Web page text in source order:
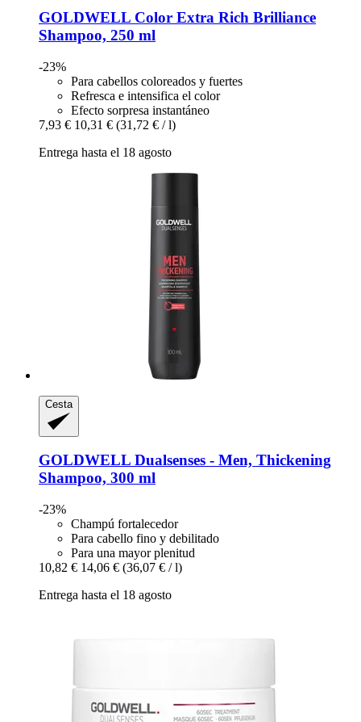
GOLDWELL Color Extra Rich Brilliance
Shampoo, 250 ml
-23%
Para cabellos coloreados y fuertes
Refresca e intensifica el color
Efecto sorpresa instantáneo
7,93 € 10,31 € (31,72 € / l)
Entrega hasta el 18 agosto
Cesta
GOLDWELL Dualsenses -​ Men, Thickening
Shampoo, 300 ml
-23%
Champú fortalecedor
Para cabello fino y debilitado
Para una mayor plenitud
10,82 € 14,06 € (36,07 € / l)
Entrega hasta el 18 agosto